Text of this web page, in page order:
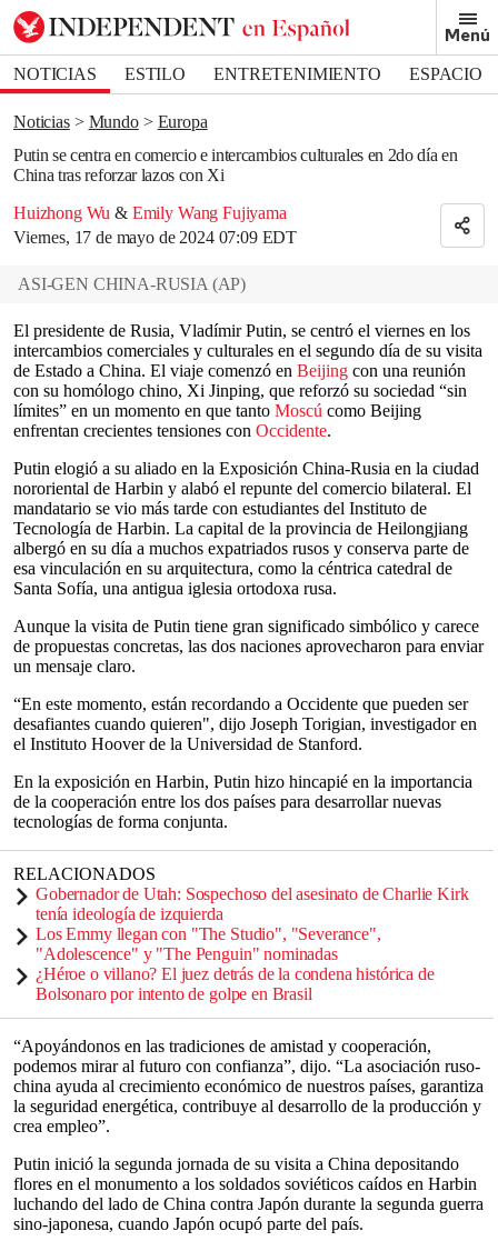
Menú
NOTICIAS ESTILO ENTRETENIMIENTO
ESPACIO
DEPORTES
Noticias Mundo
Europa
Putin se centra en comercio e intercambios culturales en 2do día en
China tras reforzar lazos con Xi
Huizhong Wu & Emily Wang Fujiyama
Viernes, 17 de mayo de 2024 07:09 EDT
Bookmark popover
Removed from bookmarks
Close popover
ASI-GEN CHINA-RUSIA (AP)
El presidente de Rusia, Vladímir Putin, se centró el viernes en los
intercambios comerciales y culturales en el segundo día de su visita
de Estado a China. El viaje comenzó en Beijing con una reunión
con su homólogo chino, Xi Jinping, que reforzó su sociedad “sin
límites” en un momento en que tanto Moscú como Beijing
enfrentan crecientes tensiones con Occidente.
Putin elogió a su aliado en la Exposición China-Rusia en la ciudad
nororiental de Harbin y alabó el repunte del comercio bilateral. El
mandatario se vio más tarde con estudiantes del Instituto de
Tecnología de Harbin. La capital de la provincia de Heilongjiang
albergó en su día a muchos expatriados rusos y conserva parte de
esa vinculación en su arquitectura, como la céntrica catedral de
Santa Sofía, una antigua iglesia ortodoxa rusa.
Aunque la visita de Putin tiene gran significado simbólico y carece
de propuestas concretas, las dos naciones aprovecharon para enviar
un mensaje claro.
“En este momento, están recordando a Occidente que pueden ser
desafiantes cuando quieren", dijo Joseph Torigian, investigador en
el Instituto Hoover de la Universidad de Stanford.
En la exposición en Harbin, Putin hizo hincapié en la importancia
de la cooperación entre los dos países para desarrollar nuevas
tecnologías de forma conjunta.
RELACIONADOS
Gobernador de Utah: Sospechoso del asesinato de Charlie Kirk
tenía ideología de izquierda
Los Emmy llegan con "The Studio", "Severance",
"Adolescence" y "The Penguin" nominadas
¿Héroe o villano? El juez detrás de la condena histórica de
Bolsonaro por intento de golpe en Brasil
“Apoyándonos en las tradiciones de amistad y cooperación,
podemos mirar al futuro con confianza”, dijo. “La asociación ruso-
china ayuda al crecimiento económico de nuestros países, garantiza
la seguridad energética, contribuye al desarrollo de la producción y
crea empleo”.
Putin inició la segunda jornada de su visita a China depositando
flores en el monumento a los soldados soviéticos caídos en Harbin
luchando del lado de China contra Japón durante la segunda guerra
sino-japonesa, cuando Japón ocupó parte del país.